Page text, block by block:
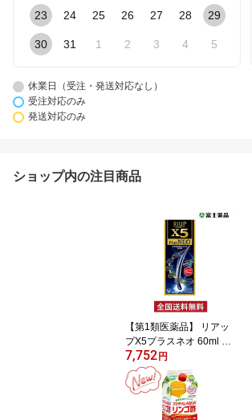
23 24 25 26 27 28 29
30 31 1 2 3 4 5
休業日（受注・発送対応なし）
受注対応のみ
発送対応のみ
ショップ内の注目商品
【第1類医薬品】 リアッ
プX5プラスネオ 60ml ※
要承諾 承諾ボタンを押し
てください 発毛剤 ミノ
キシジル 育毛剤 男性用
発毛剤 男性 育毛 メンズ
養毛剤 抜け毛 フケ 抜け
7,752円